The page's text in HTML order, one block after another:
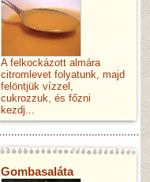
A felkockázott almára
citromlevet folyatunk, majd
felöntjük vízzel,
cukrozzuk, és főzni
kezdj...
Gombasaláta